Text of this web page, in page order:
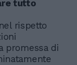
tutto
rispetto
promessa di